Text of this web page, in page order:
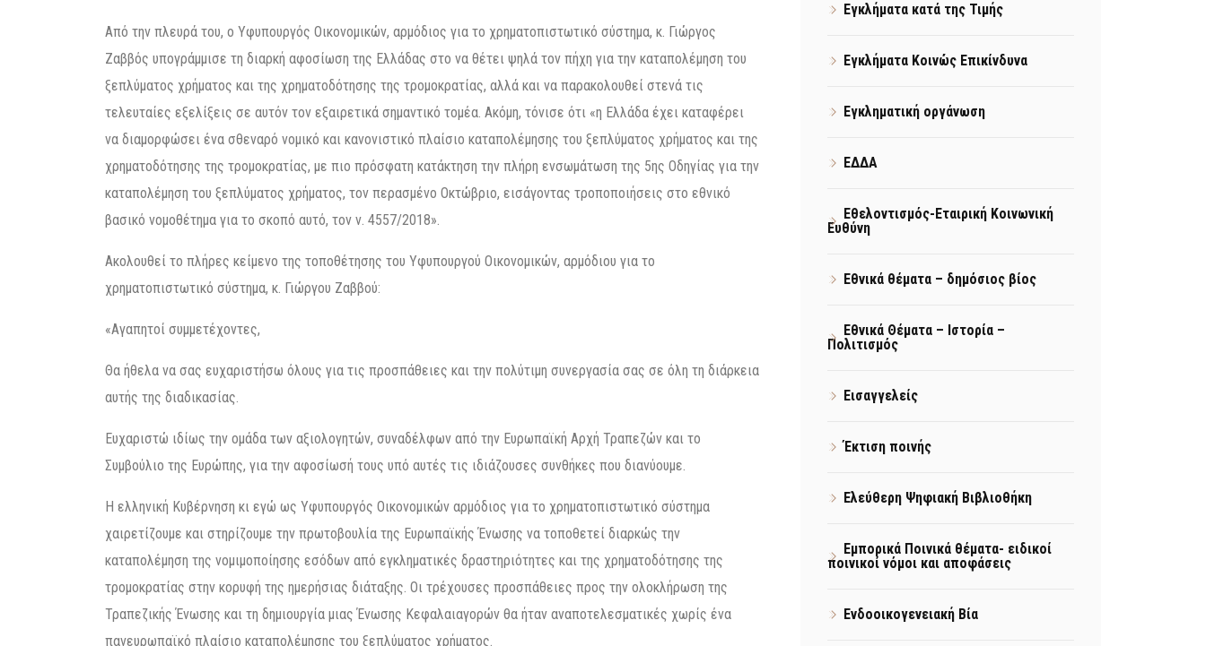
Από την πλευρά του, ο Υφυπουργός Οικονομικών, αρμόδιος για το χρηματοπιστωτικό σύστημα, κ. Γιώργος
Ζαββός υπογράμμισε τη διαρκή αφοσίωση της Ελλάδας στο να θέτει ψηλά τον πήχη για την καταπολέμηση του
ξεπλύματος χρήματος και της χρηματοδότησης της τρομοκρατίας, αλλά και να παρακολουθεί στενά τις
τελευταίες εξελίξεις σε αυτόν τον εξαιρετικά σημαντικό τομέα. Ακόμη, τόνισε ότι «η Ελλάδα έχει καταφέρει
να διαμορφώσει ένα σθεναρό νομικό και κανονιστικό πλαίσιο καταπολέμησης του ξεπλύματος χρήματος και της
χρηματοδότησης της τρομοκρατίας, με πιο πρόσφατη κατάκτηση την πλήρη ενσωμάτωση της 5ης Οδηγίας για την
καταπολέμηση του ξεπλύματος χρήματος, τον περασμένο Οκτώβριο, εισάγοντας τροποποιήσεις στο εθνικό
βασικό νομοθέτημα για το σκοπό αυτό, τον ν. 4557/2018».
Ακολουθεί το πλήρες κείμενο της τοποθέτησης του Υφυπουργού Οικονομικών, αρμόδιου για το
χρηματοπιστωτικό σύστημα, κ. Γιώργου Ζαββού:
«Αγαπητοί συμμετέχοντες,
Θα ήθελα να σας ευχαριστήσω όλους για τις προσπάθειες και την πολύτιμη συνεργασία σας σε όλη τη διάρκεια
αυτής της διαδικασίας.
Ευχαριστώ ιδίως την ομάδα των αξιολογητών, συναδέλφων από την Ευρωπαϊκή Αρχή Τραπεζών και το
Συμβούλιο της Ευρώπης, για την αφοσίωσή τους υπό αυτές τις ιδιάζουσες συνθήκες που διανύουμε.
Η ελληνική Κυβέρνηση κι εγώ ως Υφυπουργός Οικονομικών αρμόδιος για το χρηματοπιστωτικό σύστημα
χαιρετίζουμε και στηρίζουμε την πρωτοβουλία της Ευρωπαϊκής Ένωσης να τοποθετεί διαρκώς την
καταπολέμηση της νομιμοποίησης εσόδων από εγκληματικές δραστηριότητες και της χρηματοδότησης της
τρομοκρατίας στην κορυφή της ημερήσιας διάταξης. Οι τρέχουσες προσπάθειες προς την ολοκλήρωση της
Τραπεζικής Ένωσης και τη δημιουργία μιας Ένωσης Κεφαλαιαγορών θα ήταν αναποτελεσματικές χωρίς ένα
πανευρωπαϊκό πλαίσιο καταπολέμησης του ξεπλύματος χρήματος.
Εγκλήματα κατά της Τιμής
Εγκλήματα Κοινώς Επικίνδυνα
Εγκληματική οργάνωση
ΕΔΔΑ
Εθελοντισμός-Εταιρική Κοινωνική
Ευθύνη
Εθνικά θέματα – δημόσιος βίος
Εθνικά Θέματα – Ιστορία –
Πολιτισμός
Εισαγγελείς
Έκτιση ποινής
Ελεύθερη Ψηφιακή Βιβλιοθήκη
Εμπορικά Ποινικά θέματα- ειδικοί
ποινικοί νόμοι και αποφάσεις
Ενδοοικογενειακή Βία